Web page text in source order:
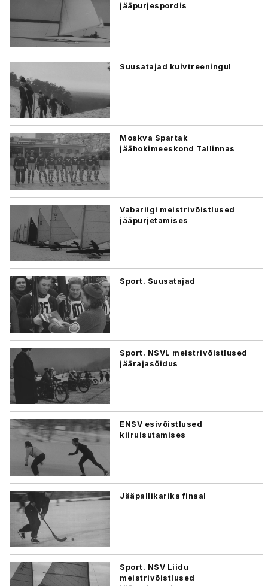
jääpurjespordis
Suusatajad kuivtreeningul
Moskva Spartak
jäähokimeeskond Tallinnas
Vabariigi meistrivõistlused
jääpurjetamises
Sport. Suusatajad
Sport. NSVL meistrivõistlused
jäärajasõidus
ENSV esivõistlused
kiiruisutamises
Jääpallikarika finaal
Sport. NSV Liidu
meistrivõistlused